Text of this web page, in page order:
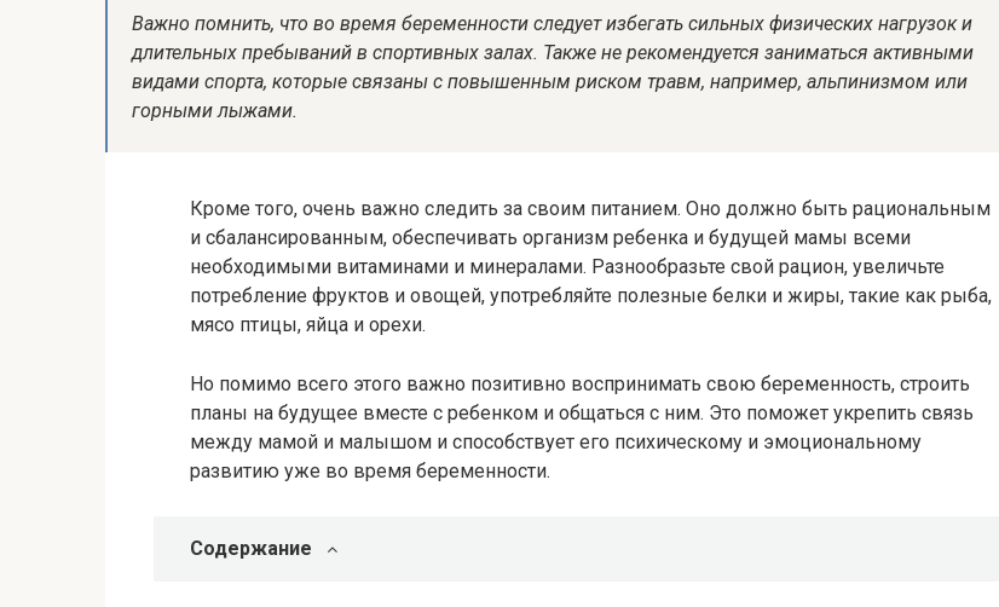
Важно помнить, что во время беременности следует избегать сильных физических нагрузок и
длительных пребываний в спортивных залах. Также не рекомендуется заниматься активными
видами спорта, которые связаны с повышенным риском травм, например, альпинизмом или
горными лыжами.
Кроме того, очень важно следить за своим питанием. Оно должно быть рациональным
и сбалансированным, обеспечивать организм ребенка и будущей мамы всеми
необходимыми витаминами и минералами. Разнообразьте свой рацион, увеличьте
потребление фруктов и овощей, употребляйте полезные белки и жиры, такие как рыба,
мясо птицы, яйца и орехи.
Но помимо всего этого важно позитивно воспринимать свою беременность, строить
планы на будущее вместе с ребенком и общаться с ним. Это поможет укрепить связь
между мамой и малышом и способствует его психическому и эмоциональному
развитию уже во время беременности.
Содержание